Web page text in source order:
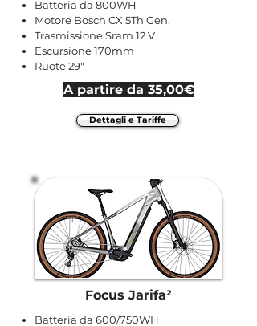
Batteria da 800WH
Motore Bosch CX 5Th Gen.
Trasmissione Sram 12 V
Escursione 170mm
Ruote 29"
A partire da 35,00€
Dettagli e Tariffe
Focus Jarifa²
Batteria da 600/750WH